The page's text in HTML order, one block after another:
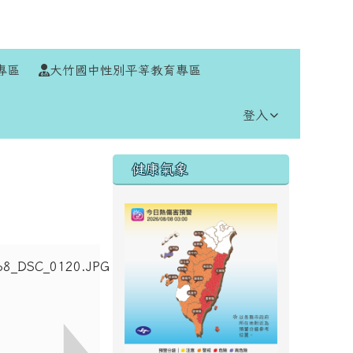
區 大竹國中性別平等教育專區
登入
右邊區域內容
健康氣象